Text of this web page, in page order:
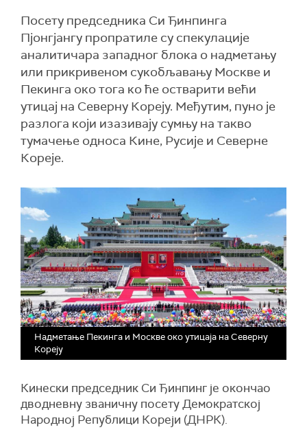
Посету председника Си Ђинпинга
Пјонгјангу пропратиле су спекулације
аналитичара западног блока о надметању
или прикривеном сукобљавању Москве и
Пекинга око тога ко ће остварити већи
утицај на Северну Кореју. Међутим, пуно је
разлога који изазивају сумњу на такво
тумачење односа Кине, Русије и Северне
Кореје.
Надметање Пекинга и Москве око утицаја на Северну
Кореју
Кинески председник Си Ђинпинг је окончао
дводневну званичну посету Демократској
Народној Републици Кореји (ДНРК).